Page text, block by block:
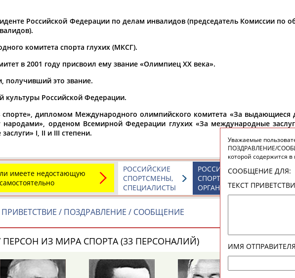
Рустам
АБДУРАШИДОВ
Магомед
Нурлан
Элизабет
Захария
Павел
АБРАМОВ
Дарья
АБРАМОВА
Екатерина
АБРАМОВА
Екатерина
АБРАМОВА
АБРАМОВА
АБРАМОВИЧ
АБРАМОВИЧ
Иракли
АБРАМЯН
Российской Федерации по делам инвалидов (председатель Комиссии по
комитета спорта глухих (МКСГ).
в 2001 году присвоил ему звание «Олимпиец ХХ века».
получивший это звание.
культуры Российской Федерации.
дипломом Международного олимпийского комитета «За выдающиеся
орденом Всемирной Федерации глухих «За международные
I, II и III степени.
имеете недостающую
РОССИЙСКИЕ
СПОРТИВНЫЕ
ОРГАНИЗАЦИИ
РОССИЙСКИЕ
СПОРТСМЕНЫ,
СПЕЦИАЛИСТЫ
ПРИВЕТСТВИЕ / ПОЗДРАВЛЕНИЕ / СООБЩЕНИЕ
ИЗ МИРА СПОРТА (33 ПЕРСОНАЛИЙ)
Уважаемые
ПОЗДРАВЛЕНИЕ/
которой содержится
СООБЩЕНИЕ ДЛЯ:
ТЕКСТ
ИМЯ ОТПРАВИТЕЛЯ